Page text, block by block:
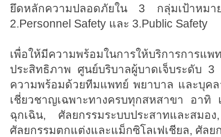
ยึดหลักความปลอดภัยใน 3 กลุ่มเป้าหม
2.Personnel Safety และ 3.Public Safety
เพื่อให้มีความพร้อมในการให้บริการการแพ
ประสิทธิภาพ ศูนย์บริบาลผู้บาดเจ็บระดับ
ความพร้อมด้วยทีมแพทย์ พยาบาล และบุค
เชี่ยวชาญเฉพาะทางครบทุกสหสาขา อาทิ
ฉุกเฉิน, ศัลยกรรมระบบประสาทและสมอ
ศัลยกรรมตกแต่งและแม็กซิโลเฟเชียล, ศัลย